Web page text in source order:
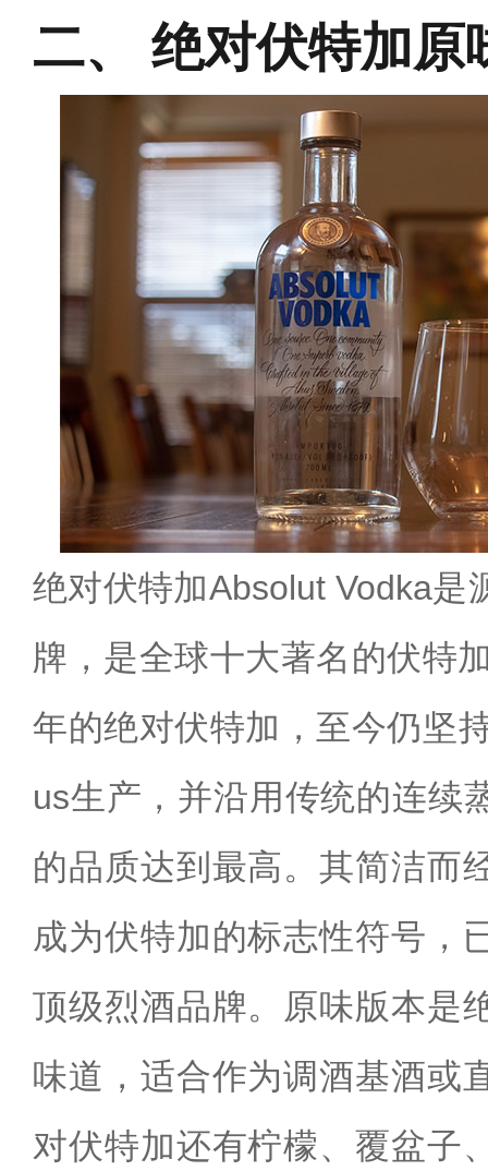
绝对伏特加原
绝对伏特加Absolut Vodka是
牌，是全球十大著名的伏特
年的绝对伏特加，至今仍坚
us生产，并沿用传统的连续
的品质达到最高。其简洁而
成为伏特加的标志性符号，
顶级烈酒品牌。原味版本是
味道，适合作为调酒基酒或
对伏特加还有柠檬、覆盆子